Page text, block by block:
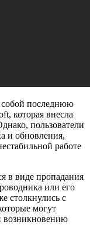
собой последнюю
которая внесла
пользователи
и обновления,
работе
в виде пропадания
или его
столкнулись с
могут
возникновению